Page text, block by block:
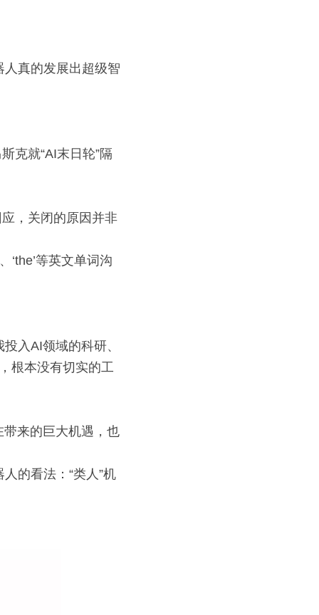
真的发展出超级智
克就“AI末日轮”隔
，关闭的原因并非
‘the’等英文单词沟
入AI领域的科研、
根本没有切实的工
带来的巨大机遇，也
的看法：“类人”机